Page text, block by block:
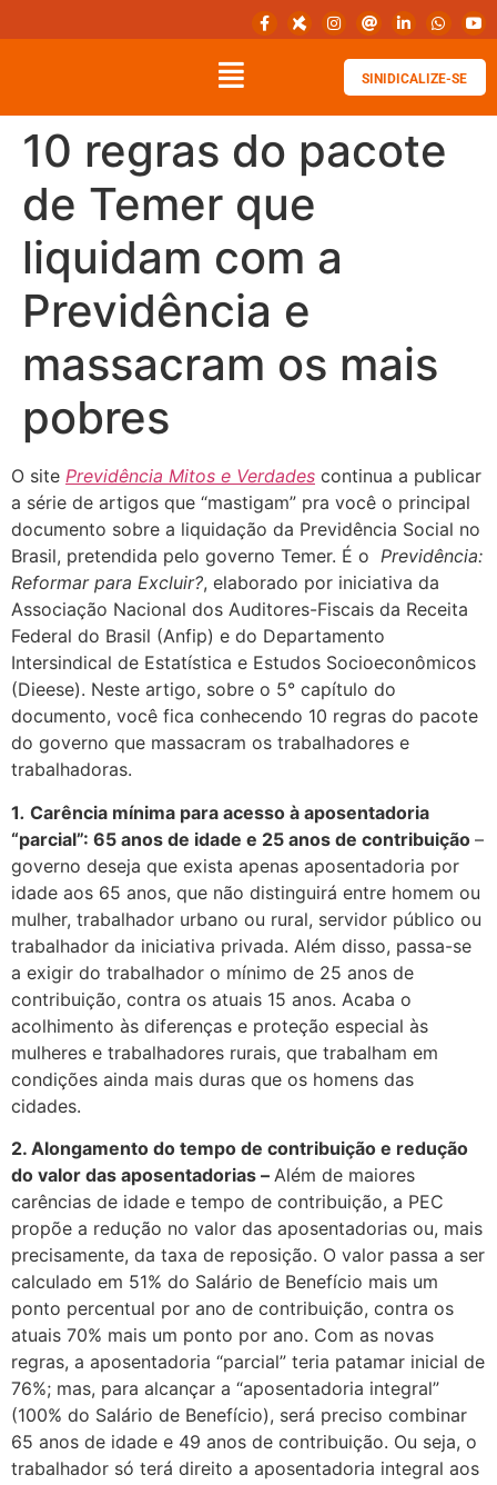
SINIDICALIZE-SE
10 regras do pacote
de Temer que
liquidam com a
Previdência e
massacram os mais
pobres
O site Previdência Mitos e Verdades continua a publicar
a série de artigos que “mastigam” pra você o principal
documento sobre a liquidação da Previdência Social no
Brasil, pretendida pelo governo Temer. É o Previdência:
Reformar para Excluir?, elaborado por iniciativa da
Associação Nacional dos Auditores-Fiscais da Receita
Federal do Brasil (Anfip) e do Departamento
Intersindical de Estatística e Estudos Socioeconômicos
(Dieese). Neste artigo, sobre o 5° capítulo do
documento, você fica conhecendo 10 regras do pacote
do governo que massacram os trabalhadores e
trabalhadoras.
1. Carência mínima para acesso à aposentadoria
“parcial”: 65 anos de idade e 25 anos de contribuição –
governo deseja que exista apenas aposentadoria por
idade aos 65 anos, que não distinguirá entre homem ou
mulher, trabalhador urbano ou rural, servidor público ou
trabalhador da iniciativa privada. Além disso, passa-se
a exigir do trabalhador o mínimo de 25 anos de
contribuição, contra os atuais 15 anos. Acaba o
acolhimento às diferenças e proteção especial às
mulheres e trabalhadores rurais, que trabalham em
condições ainda mais duras que os homens das
cidades.
2. Alongamento do tempo de contribuição e redução
do valor das aposentadorias – Além de maiores
carências de idade e tempo de contribuição, a PEC
propõe a redução no valor das aposentadorias ou, mais
precisamente, da taxa de reposição. O valor passa a ser
calculado em 51% do Salário de Benefício mais um
ponto percentual por ano de contribuição, contra os
atuais 70% mais um ponto por ano. Com as novas
regras, a aposentadoria “parcial” teria patamar inicial de
76%; mas, para alcançar a “aposentadoria integral”
(100% do Salário de Benefício), será preciso combinar
65 anos de idade e 49 anos de contribuição. Ou seja, o
trabalhador só terá direito a aposentadoria integral aos